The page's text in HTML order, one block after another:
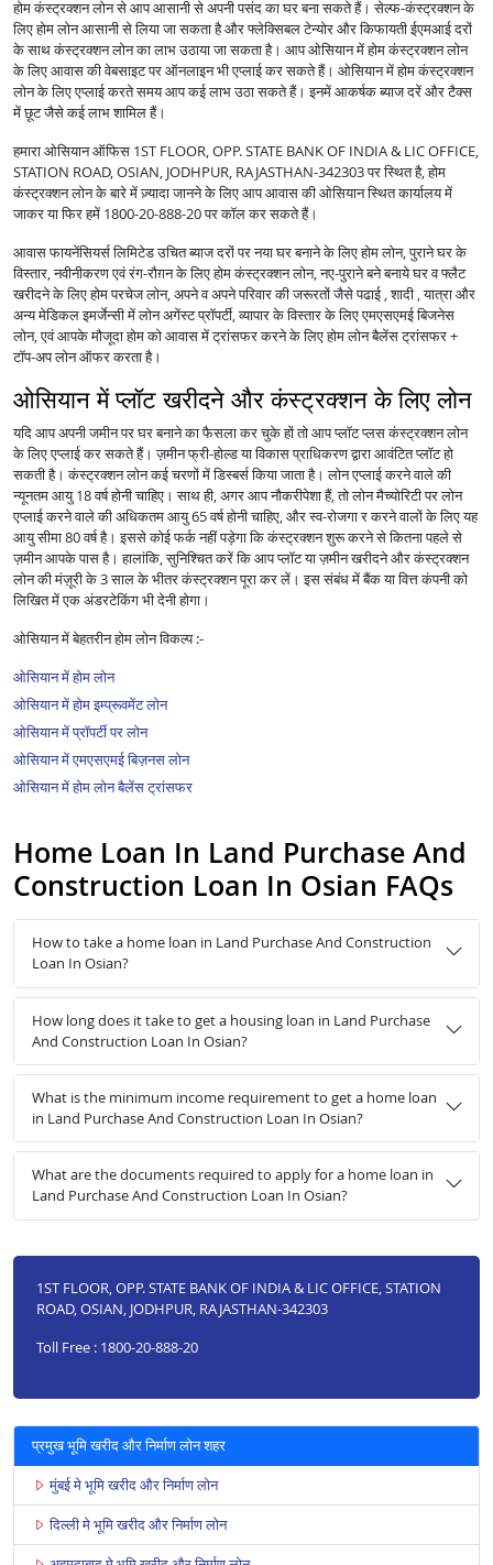
होम कंस्ट्रक्शन लोन से आप आसानी से अपनी पसंद का घर बना सकते हैं। सेल्फ-कंस्ट्रक्शन के
लिए होम लोन आसानी से लिया जा सकता है और फ्लेक्सिबल टेन्योर और किफायती ईएमआई दरों
के साथ कंस्ट्रक्शन लोन का लाभ उठाया जा सकता है। आप ओसियान में होम कंस्ट्रक्शन लोन
के लिए आवास की वेबसाइट पर ऑनलाइन भी एप्लाई कर सकते हैं। ओसियान में होम कंस्ट्रक्शन
लोन के लिए एप्लाई करते समय आप कई लाभ उठा सकते हैं। इनमें आकर्षक ब्याज दरें और टैक्स
में छूट जैसे कई लाभ शामिल हैं।
हमारा ओसियान ऑफिस 1ST FLOOR, OPP. STATE BANK OF INDIA & LIC OFFICE,
STATION ROAD, OSIAN, JODHPUR, RAJASTHAN-342303 पर स्थित है, होम
कंस्ट्रक्शन लोन के बारे में ज़्यादा जानने के लिए आप आवास की ओसियान स्थित कार्यालय में
जाकर या फिर हमें 1800-20-888-20 पर कॉल कर सकते हैं।
आवास फायनेंसियर्स लिमिटेड उचित ब्याज दरों पर नया घर बनाने के लिए होम लोन, पुराने घर के
विस्तार, नवीनीकरण एवं रंग-रौग़न के लिए होम कंस्ट्रक्शन लोन, नए-पुराने बने बनाये घर व फ्लैट
खरीदने के लिए होम परचेज लोन, अपने व अपने परिवार की जरूरतों जैसे पढाई , शादी , यात्रा और
अन्य मेडिकल इमर्जेन्सी में लोन अगेंस्ट प्रॉपर्टी, व्यापार के विस्तार के लिए एमएसएमई बिजनेस
लोन, एवं आपके मौजूदा होम को आवास में ट्रांसफर करने के लिए होम लोन बैलेंस ट्रांसफर +
टॉप-अप लोन ऑफर करता है।
ओसियान में प्लॉट खरीदने और कंस्ट्रक्शन के लिए लोन
यदि आप अपनी जमीन पर घर बनाने का फैसला कर चुके हों तो आप प्लॉट प्लस कंस्ट्रक्शन लोन
के लिए एप्लाई कर सकते हैं। ज़मीन फ्री-होल्ड या विकास प्राधिकरण द्वारा आवंटित प्लॉट हो
सकती है। कंस्ट्रक्शन लोन कई चरणों में डिस्बर्स किया जाता है। लोन एप्लाई करने वाले की
न्यूनतम आयु 18 वर्ष होनी चाहिए। साथ ही, अगर आप नौकरीपेशा हैं, तो लोन मैच्योरिटी पर लोन
एप्लाई करने वाले की अधिकतम आयु 65 वर्ष होनी चाहिए, और स्व-रोजगा र करने वालों के लिए यह
आयु सीमा 80 वर्ष है। इससे कोई फर्क नहीं पड़ेगा कि कंस्ट्रक्शन शुरू करने से कितना पहले से
ज़मीन आपके पास है। हालांकि, सुनिश्चित करें कि आप प्लॉट या ज़मीन खरीदने और कंस्ट्रक्शन
लोन की मंज़ूरी के 3 साल के भीतर कंस्ट्रक्शन पूरा कर लें। इस संबंध में बैंक या वित्त कंपनी को
लिखित में एक अंडरटेकिंग भी देनी होगा।
ओसियान में बेहतरीन होम लोन विकल्प :-
ओसियान में होम लोन
ओसियान में होम इम्प्रूवमेंट लोन
ओसियान में प्रॉपर्टी पर लोन
ओसियान में एमएसएमई बिज़नस लोन
ओसियान में होम लोन बैलेंस ट्रांसफर
Home Loan In Land Purchase And
Construction Loan In Osian FAQs
How to take a home loan in Land Purchase And Construction
Loan In Osian?
How long does it take to get a housing loan in Land Purchase
And Construction Loan In Osian?
What is the minimum income requirement to get a home loan
in Land Purchase And Construction Loan In Osian?
What are the documents required to apply for a home loan in
Land Purchase And Construction Loan In Osian?
1ST FLOOR, OPP. STATE BANK OF INDIA & LIC OFFICE, STATION
ROAD, OSIAN, JODHPUR, RAJASTHAN-342303
Toll Free : 1800-20-888-20
प्रमुख भूमि खरीद और निर्माण लोन शहर
मुंबई मे भूमि खरीद और निर्माण लोन
दिल्ली मे भूमि खरीद और निर्माण लोन